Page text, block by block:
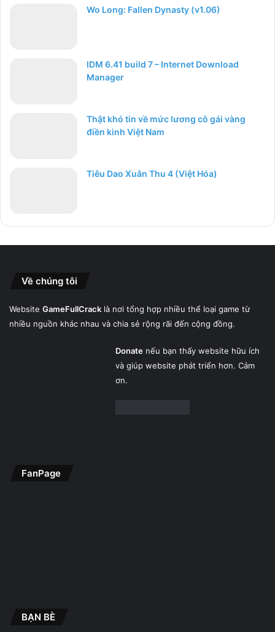
Wo Long: Fallen Dynasty (v1.06)
IDM 6.41 build 7 – Internet Download
Manager
Thật khó tin về mức lương cô gái vàng
điền kinh Việt Nam
Tiêu Dao Xuân Thu 4 (Việt Hóa)
Về chúng tôi
Website GameFullCrack là nơi tổng hợp nhiều thể loại game từ
nhiều nguồn khác nhau và chia sẻ rộng rãi đến cộng đồng.
Donatenếu bạn thấy website hữu ích
và giúp website phát triển hơn. Cảm
ơn.
FanPage
BẠN BÈ